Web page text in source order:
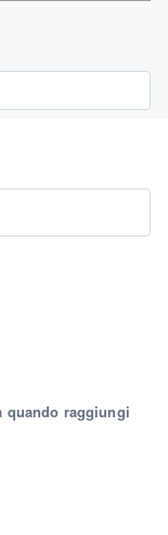
quando raggiungi